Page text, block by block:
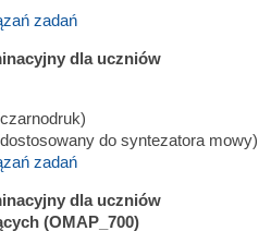
zadań
dla uczniów
do syntezatora mowy)
zadań
dla uczniów
(OMAP_700)